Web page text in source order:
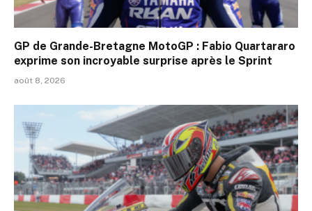
GP de Grande-Bretagne MotoGP : Fabio Quartararo
exprime son incroyable surprise après le Sprint
août 8, 2026